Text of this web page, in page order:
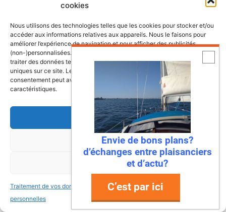
cookies
Nous utilisons des technologies telles que les cookies pour stocker et/ou
accéder aux informations relatives aux appareils. Nous le faisons pour
améliorer l’expérience de navigation et pour afficher des publicités
(non-)personnalisées. Consentir à ces technologies nous autorisera à
traiter des données telles que le comportement de navigation ou les ID
uniques sur ce site. Le fait de ne pas consentir ou de retirer son
consentement peut avoir un effet négatif sur certaines fonctonnalités et
caractéristiques.
Accepter
Refuser
Voir les préférences
Traitement de vos données
personnelles
Traitement de vos données
personnelles
Envie de bons plans?
d’échanges entre plaisanciers
et d’actu?
C’est par ici